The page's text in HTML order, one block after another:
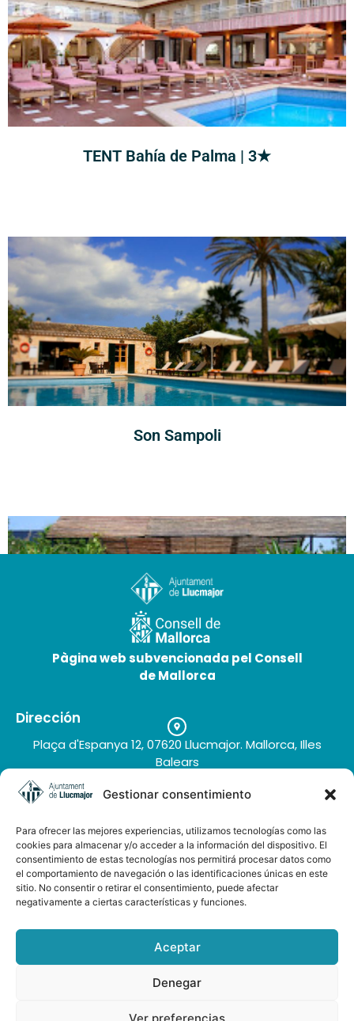
Gestionar consentimiento
Para ofrecer las mejores experiencias, utilizamos tecnologías como las
cookies para almacenar y/o acceder a la información del dispositivo. El
consentimiento de estas tecnologías nos permitirá procesar datos como
el comportamiento de navegación o las identificaciones únicas en este
sitio. No consentir o retirar el consentimiento, puede afectar
negativamente a ciertas características y funciones.
Aceptar
Denegar
Ver preferencias
TENT Bahía de Palma | 3★
Son Sampoli
Finca hotel La Verana
Pàgina web subvencionada pel Consell
de Mallorca
Dirección
Plaça d'Espanya 12, 07620 Llucmajor. Mallorca, Illes
Balears
Teléfono
+34 971 66 91 62
turisme@llucmajor.org
Galería de imágenes
Buzón de sugerencias
AUDIOGUÍA LLUCMAJOR ESP-ENG